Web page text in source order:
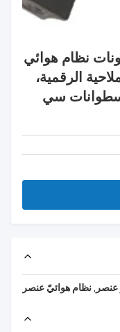
نظام هوائي
الرقمية،
سي
عنصر , نظام هوائيّ عنصر